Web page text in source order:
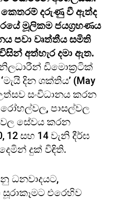
කෙතරම් දරුණු වී ඇත්ද
මූලිකම ජයග්‍රහණය
පවා වෘත්තීය සමිති
අත්හැර දමා ඇත.
නිලධාරීන් ඩිමොක්‍රටික්
දින ශක්තිය’ (May
සංවිධානය කරන
රෝහල්වල, පාසල්වල
සේවය කරන
සහ 14 වැනි දීර්ඝ
දුක් විඳිති.
ධනවාදයට,
එරෙහිව